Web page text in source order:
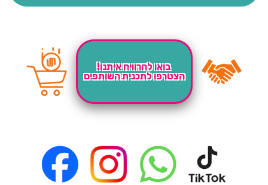
בואו להרוויח איתנו!
הצטרפו לתכנית השותפים